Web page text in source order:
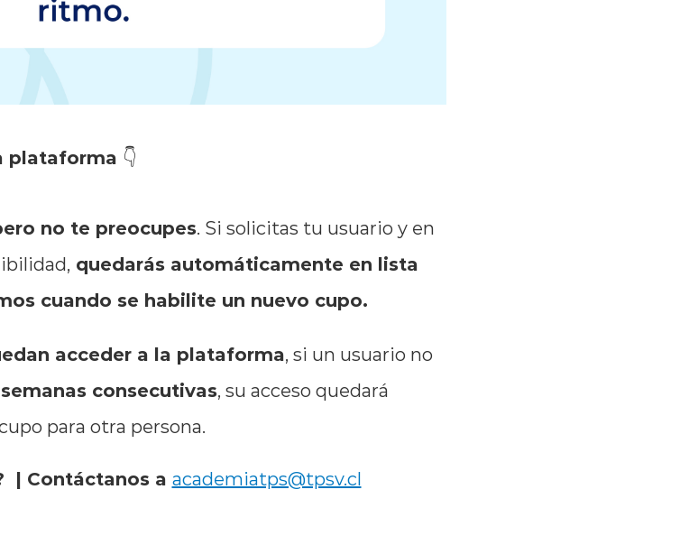
👇
no te preocupes. Si solicitas tu usuario y en
quedarás automáticamente en lista
cuando se habilite un nuevo cupo.
acceder a la plataforma, si un usuario no
consecutivas, su acceso quedará
para otra persona.
| Contáctanos a academiatps@tpsv.cl